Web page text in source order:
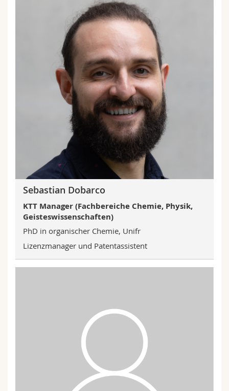
Sebastian Dobarco
KTT Manager (Fachbereiche Chemie, Physik,
Geisteswissenschaften)
PhD in organischer Chemie, Unifr
Lizenzmanager und Patentassistent